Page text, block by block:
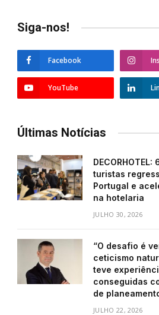
Siga-nos!
Facebook
YouTube
Últimas Notícias
DECORHOTEL:
turistas
Portugal e
na hotelaria
JULHO 30, 2026
“O desafio é
ceticismo
teve
conseguidas
de
JULHO 22, 2026